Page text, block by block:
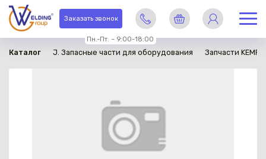
Заказать звонок
Пн.-Пт. – 9:00-18:00
Каталог J. Запасные части для оборудования Запчасти KEMPPI
в наличии